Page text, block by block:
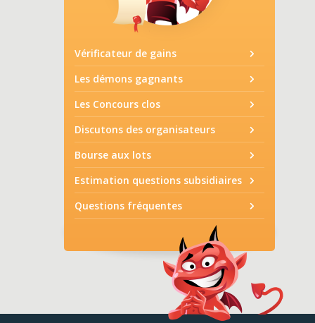
Vérificateur de gains
Les démons gagnants
Les Concours clos
Discutons des organisateurs
Bourse aux lots
Estimation questions subsidiaires
Questions fréquentes